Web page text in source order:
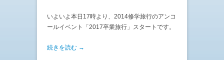
いよいよ本日17時より、2014修学旅行のアンコ
ールイベント「2017卒業旅行」スタートです。
続きを読む →